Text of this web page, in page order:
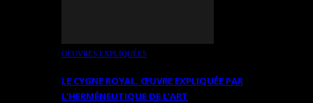
OEUVRES EXPLIQUÉES
LE CYGNE ROYAL. ŒUVRE EXPLIQUÉE PAR
L’HERMÉNEUTIQUE DE L’ART